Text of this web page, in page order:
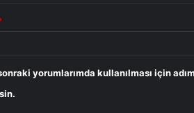
yorumlarımda kullanılması için